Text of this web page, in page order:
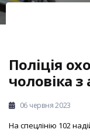
Поліція
чоловіка
06 червня 2023
На спецлінію 102